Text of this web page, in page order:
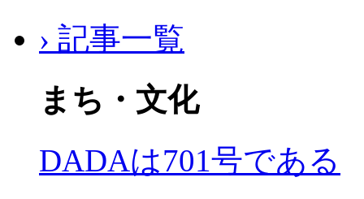
› 記事一覧
まち・文化
DADAは701号である